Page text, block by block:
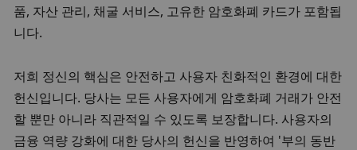
품, 자산 관리, 채굴 서비스, 고유한 암호화폐 카드가 포함됩
니다.
저희 정신의 핵심은 안전하고 사용자 친화적인 환경에 대한
헌신입니다. 당사는 모든 사용자에게 암호화폐 거래가 안전
할 뿐만 아니라 직관적일 수 있도록 보장합니다. 사용자의
금융 역량 강화에 대한 당사의 헌신을 반영하여 '부의 동반